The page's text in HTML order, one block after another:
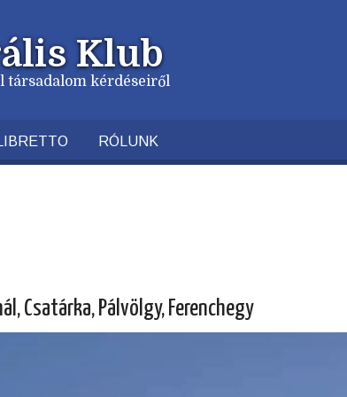
Klub
társadalom kérdéseiről
RÓLUNK
Csatárka, Pálvölgy, Ferenchegy